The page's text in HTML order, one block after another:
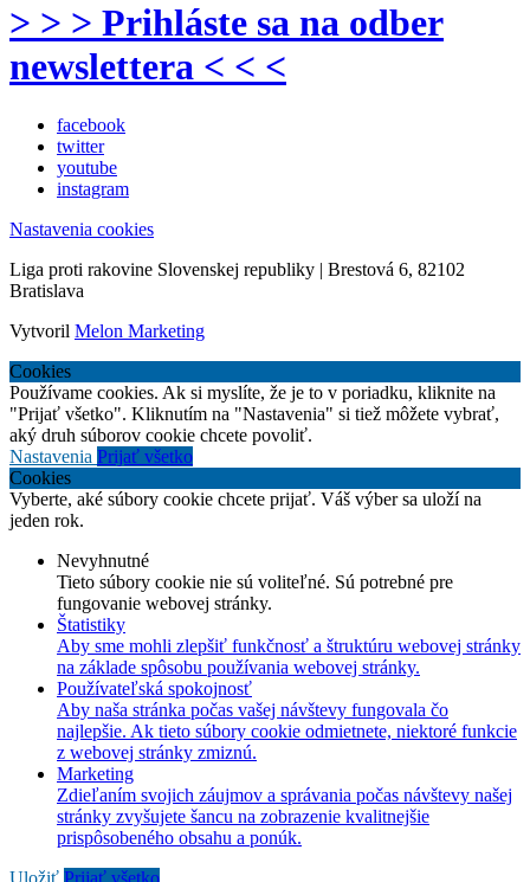
> > > Prihláste sa na odber
newslettera < < <
facebook
twitter
youtube
instagram
Nastavenia cookies
Liga proti rakovine Slovenskej republiky | Brestová 6, 82102
Bratislava
Vytvoril Melon Marketing
Cookies
Používame cookies. Ak si myslíte, že je to v poriadku, kliknite na
"Prijať všetko". Kliknutím na "Nastavenia" si tiež môžete vybrať,
aký druh súborov cookie chcete povoliť.
Nastavenia Prijať všetko
Cookies
Vyberte, aké súbory cookie chcete prijať. Váš výber sa uloží na
jeden rok.
Nevyhnutné
Tieto súbory cookie nie sú voliteľné. Sú potrebné pre
fungovanie webovej stránky.
Štatistiky
Aby sme mohli zlepšiť funkčnosť a štruktúru webovej stránky
na základe spôsobu používania webovej stránky.
Používateľská spokojnosť
Aby naša stránka počas vašej návštevy fungovala čo
najlepšie. Ak tieto súbory cookie odmietnete, niektoré funkcie
z webovej stránky zmiznú.
Marketing
Zdieľaním svojich záujmov a správania počas návštevy našej
stránky zvyšujete šancu na zobrazenie kvalitnejšie
prispôsobeného obsahu a ponúk.
Uložiť Prijať všetko